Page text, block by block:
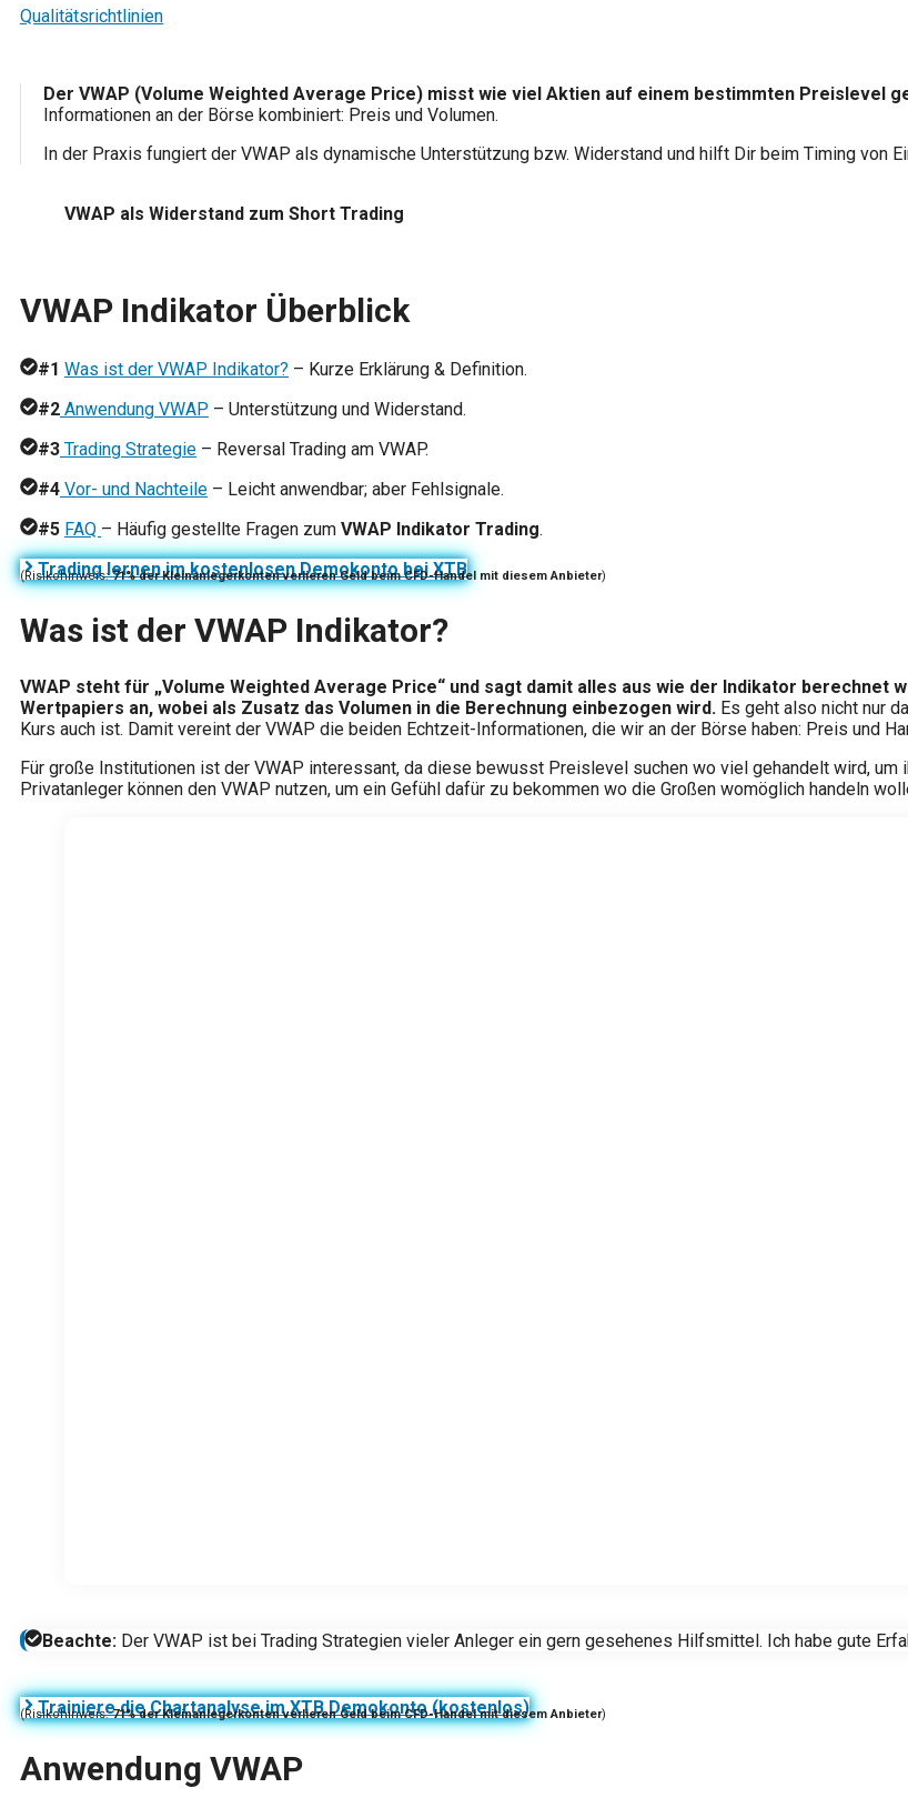
Qualitätsrichtlinien
Der VWAP (Volume Weighted Average Price) misst wie viel Aktien auf einem bestimmten Preislevel
Informationen an der Börse kombiniert: Preis und Volumen.
In der Praxis fungiert der VWAP als dynamische Unterstützung bzw. Widerstand und hilft Dir beim Timing von
VWAP als Widerstand zum Short Trading
VWAP Indikator Überblick
#1 Was ist der VWAP Indikator? – Kurze Erklärung & Definition.
#2 Anwendung VWAP – Unterstützung und Widerstand.
#3 Trading Strategie – Reversal Trading am VWAP.
#4 Vor- und Nachteile – Leicht anwendbar; aber Fehlsignale.
#5 FAQ – Häufig gestellte Fragen zum VWAP Indikator Trading.
Trading lernen im kostenlosen Demokonto bei XTB
(Risikohinweis:71% der Kleinanlegerkonten verlieren Geld beim CFD-Handel mit diesem Anbieter)
Was ist der VWAP Indikator?
VWAP steht für „Volume Weighted Average Price“ und sagt damit alles aus wie der Indikator berechnet
Wertpapiers an, wobei als Zusatz das Volumen in die Berechnung einbezogen wird. Es geht also nicht nur
Kurs auch ist. Damit vereint der VWAP die beiden Echtzeit-Informationen, die wir an der Börse haben: Preis und
Für große Institutionen ist der VWAP interessant, da diese bewusst Preislevel suchen wo viel gehandelt wird,
Privatanleger können den VWAP nutzen, um ein Gefühl dafür zu bekommen wo die Großen womöglich handeln
Beachte: Der VWAP ist bei Trading Strategien vieler Anleger ein gern gesehenes Hilfsmittel. Ich habe gute
Trainiere die Chartanalyse im XTB Demokonto (kostenlos)
(Risikohinweis:71% der Kleinanlegerkonten verlieren Geld beim CFD-Handel mit diesem Anbieter)
Anwendung VWAP